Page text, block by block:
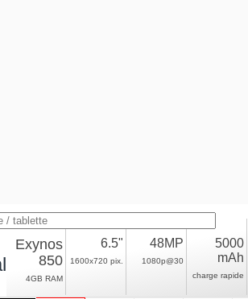
A12 Nacho
Exynos
850
4GB RAM
6.5"
1600x720 pix.
48MP
1080p@30
5000
mAh
charge rapide